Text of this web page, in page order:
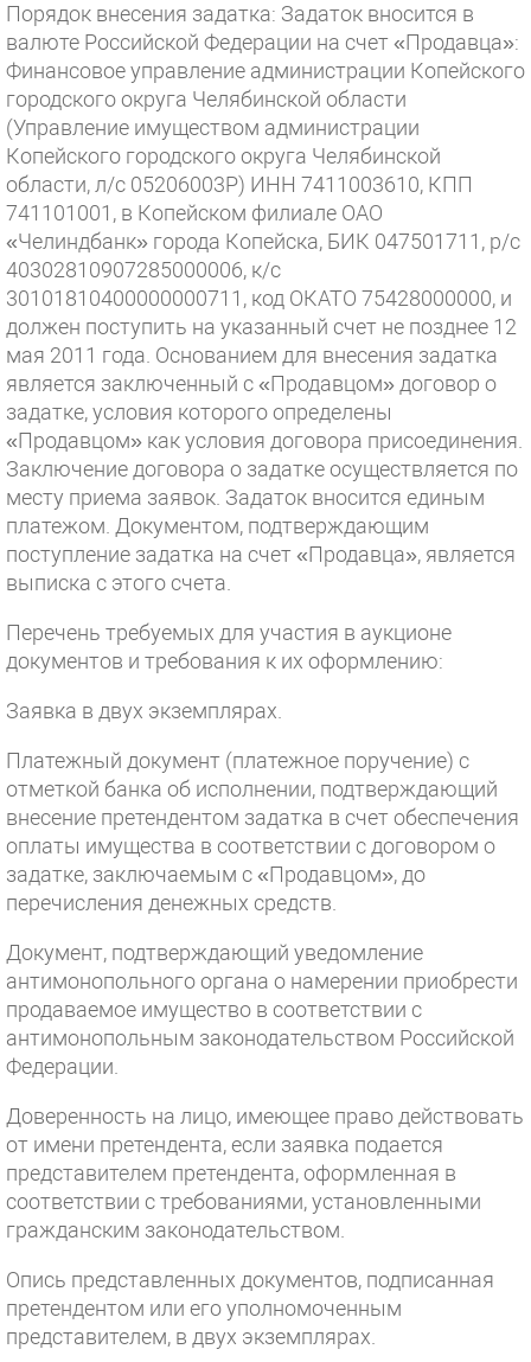
Порядок внесения задатка: Задаток вносится в
валюте Российской Федерации на счет «Продавца»:
Финансовое управление администрации Копейского
городского округа Челябинской области
(Управление имуществом администрации
Копейского городского округа Челябинской
области, л/с 05206003Р) ИНН 7411003610, КПП
741101001, в Копейском филиале ОАО
«Челиндбанк» города Копейска, БИК 047501711, р/с
40302810907285000006, к/с
30101810400000000711, код ОКАТО 75428000000, и
должен поступить на указанный счет не позднее 12
мая 2011 года. Основанием для внесения задатка
является заключенный с «Продавцом» договор о
задатке, условия которого определены
«Продавцом» как условия договора присоединения.
Заключение договора о задатке осуществляется по
месту приема заявок. Задаток вносится единым
платежом. Документом, подтверждающим
поступление задатка на счет «Продавца», является
выписка с этого счета.
Перечень требуемых для участия в аукционе
документов и требования к их оформлению:
Заявка в двух экземплярах.
Платежный документ (платежное поручение) с
отметкой банка об исполнении, подтверждающий
внесение претендентом задатка в счет обеспечения
оплаты имущества в соответствии с договором о
задатке, заключаемым с «Продавцом», до
перечисления денежных средств.
Документ, подтверждающий уведомление
антимонопольного органа о намерении приобрести
продаваемое имущество в соответствии с
антимонопольным законодательством Российской
Федерации.
Доверенность на лицо, имеющее право действовать
от имени претендента, если заявка подается
представителем претендента, оформленная в
соответствии с требованиями, установленными
гражданским законодательством.
Опись представленных документов, подписанная
претендентом или его уполномоченным
представителем, в двух экземплярах.